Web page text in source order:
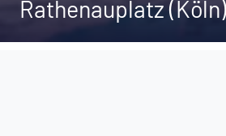
Rathenauplatz (Köln)